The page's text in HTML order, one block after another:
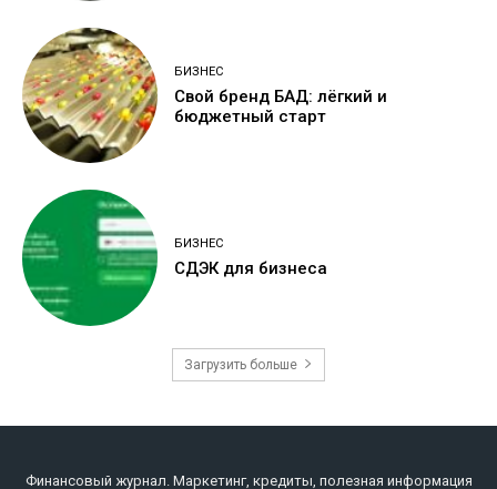
БИЗНЕС
Свой бренд БАД: лёгкий и
бюджетный старт
БИЗНЕС
СДЭК для бизнеса
Загрузить больше
Финансовый журнал. Маркетинг, кредиты, полезная информация